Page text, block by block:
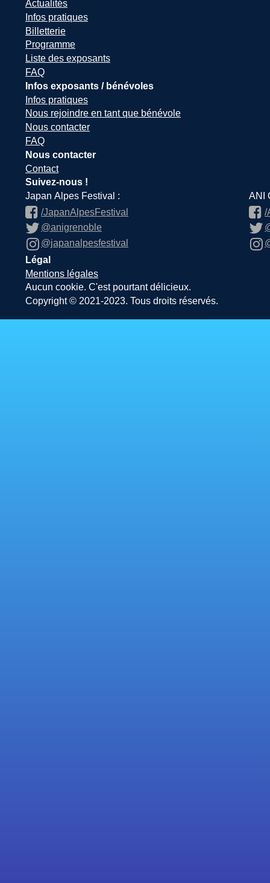
Actualités
Infos pratiques
Billetterie
Programme
Liste des exposants
FAQ
Infos exposants / bénévoles
Infos pratiques
Nous rejoindre en tant que bénévole
Nous contacter
FAQ
Nous contacter
Contact
Suivez-nous !
Japan Alpes Festival :
/JapanAlpesFestival
@anigrenoble
@japanalpesfestival
ANI
/
Légal
Mentions légales
Aucun cookie. C'est pourtant délicieux.
Copyright © 2021-2023. Tous droits réservés.